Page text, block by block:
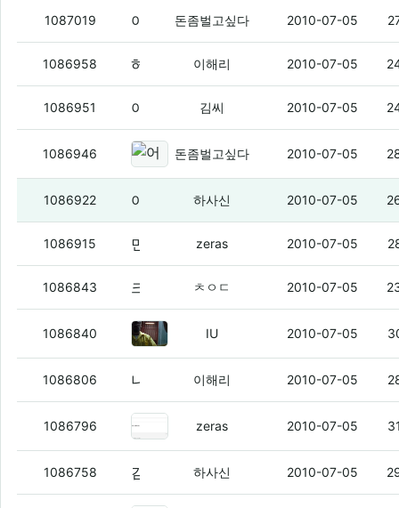
1087019 (4)
돈좀벌고싶다 2010-07-05
1086958 이해리 2010-07-05
1086951 김씨 2010-07-05
1086946 어휴 자기소개서랑 이력서 쓰느냐
돈좀벌고싶다 2010-07-05
1086922 (4)
하사신 2010-07-05
1086915 (4)
zeras 2010-07-05
1086843 ㅊㅇㄷ 2010-07-05
1086840 짐승 동 / 김씨 / 쭈(9)
IU 2010-07-05
1086806 이해리 2010-07-05
1086796 김씨나이 추측하기.jpg(5)
zeras 2010-07-05
1086758 하사신 2010-07-05